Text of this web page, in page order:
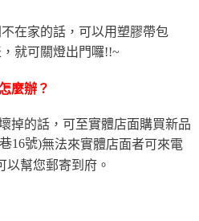
在家的話，可以用塑膠帶包
就可關燈出門囉!!~
麼辦？
掉的話，可至實體店面購買新品
16號)無法來實體店面者可來電
以幫您郵寄到府。